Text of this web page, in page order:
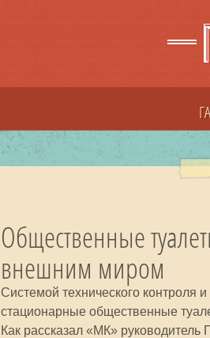
Общественные
внешним миром
Системой технического контроля
стационарные общественные
Как рассказал «МК»